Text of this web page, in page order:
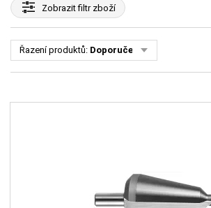
Zobrazitfiltr zboží
Řazení produktů: Doporučené